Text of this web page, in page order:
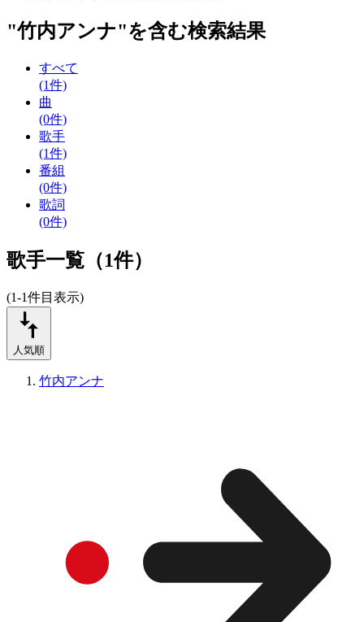
"竹内アンナ"を含む検索結果
すべて
(1件)
曲
(0件)
歌手
(1件)
番組
(0件)
歌詞
(0件)
歌手一覧（1件）
(1-1件目表示)
人気順
竹内アンナ